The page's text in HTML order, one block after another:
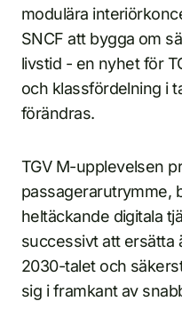
modulära
SNCF att bygga om
livstid - en nyhet för
och klassfördelning i
förändras.
TGV M-upplevelsen
passagerarutrymme,
heltäckande digitala
successivt att ersätta
2030-talet och
sig i framkant av